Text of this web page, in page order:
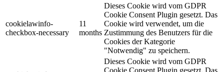
cookielawinfo-
checkbox-necessary
11
months
Dieses Cookie wird vom GDPR
Cookie Consent Plugin gesetzt. Das
Cookie wird verwendet, um die
Zustimmung des Benutzers für die
Cookies der Kategorie
"Notwendig" zu speichern.
Dieses Cookie wird vom GDPR